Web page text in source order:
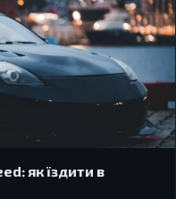
як їздити в